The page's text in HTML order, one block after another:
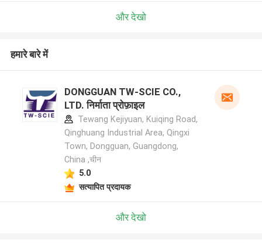
और देखो
हमारे बारे में
DONGGUAN TW-SCIE CO.,
LTD. निर्माता प्रोफ़ाइल
Tewang Kejiyuan, Kuiqing Road,
Qinghuang Industrial Area, Qingxi
Town, Dongguan, Guangdong,
China ,चीन
5.0
सत्यापित प्रदायक
और देखो